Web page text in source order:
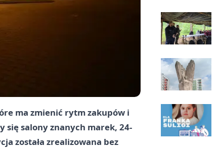
ma zmienić rytm zakupów i
się salony znanych marek, 24-
została zrealizowana bez